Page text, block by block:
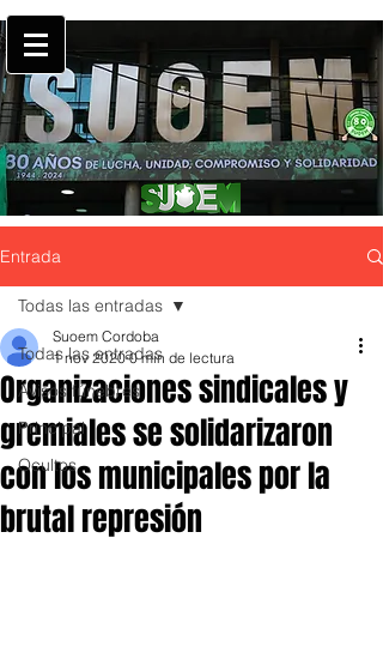
Entrada
Todas las entradas
Avisos fúnebres
Principal
Ocultos
Todas las entradas
Organizaciones sindicales y
gremiales se solidarizaron
con los municipales por la
brutal represión
Suoem Cordoba
1 nov 2020 0 min de lectura